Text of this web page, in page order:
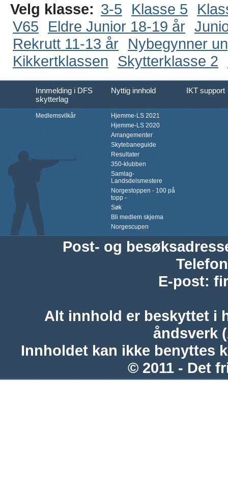
Velg klasse: 3-5 Klasse 5
V65
Eldre Junior 18-19 år
Rekrutt 11-13 år
Nybegynner
Kikkertklassen
Skytterklasse 2
Innmelding i DFS
skytterlag
Nyttig innhold IKT support
Medlemsvilkår
Hjemme-LS 2021
Hjemme-LS 2020
Arrangementer
Skytebaneguide
Resultater
350-klubben
Samlag-
Landsdelsmestere
Norgestoppen - 100 på
topp -
Søk
Bli medlem skjema
Norgescupen
Post- og
Telefon
E-post:
Alt innhold er beskyttet i
åndsverk
Innholdet kan ikke benyttes
© 2011 - Det